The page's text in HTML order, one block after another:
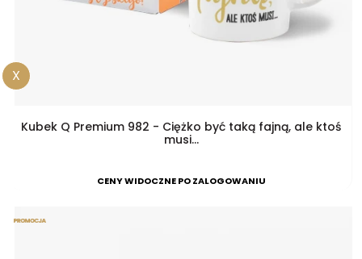
X
Kubek Q Premium 982 - Ciężko być taką fajną, ale ktoś
musi...
CENY WIDOCZNE PO ZALOGOWANIU